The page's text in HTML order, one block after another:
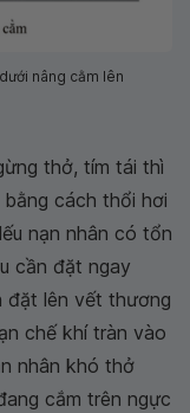
nâng cằm lên
thở, tím tái thì
cách thổi hơi
nạn nhân có tổn
cần đặt ngay
đặt lên vết thương
chế khí tràn vào
nhân khó thở
cắm trên ngực